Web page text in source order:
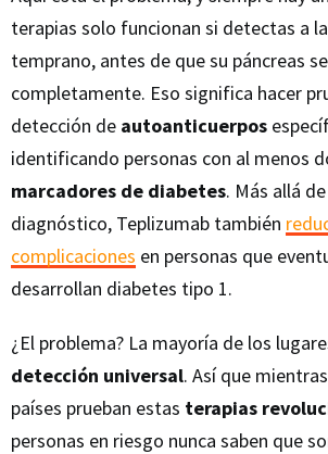
terapias solo funcionan si detectas a
temprano, antes de que su páncreas
completamente. Eso significa hacer
detección de autoanticuerpos
identificando personas con al menos
marcadores de diabetes. Más allá
diagnóstico, Teplizumab también
complicaciones en personas que
desarrollan diabetes tipo 1.
¿El problema? La mayoría de los
detección universal. Así que
países prueban estas terapias
personas en riesgo nunca saben que